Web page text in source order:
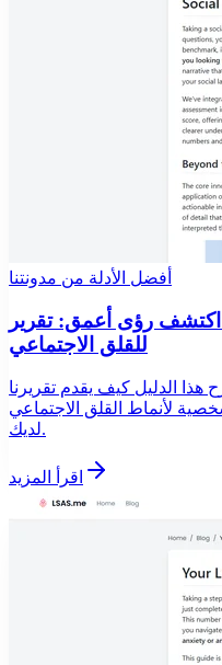
أفضل الأدلة من مدونتنا
اكتشف رؤى أعمق: تقرير LSAS بالذكاء الاصطناعي
للقلق الاجتماعي
الدليل كيف يقدم تقريرنا
لأنماط القلق الاجتماعي
لديك.
اقرأ المزيد